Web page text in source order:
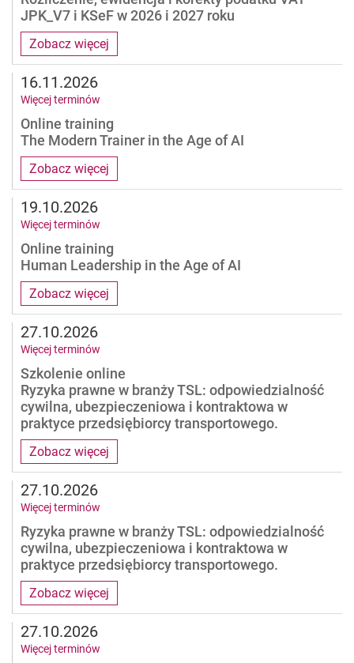
Zobacz więcej
JPK_V7 i KSeF w 2026 i 2027 roku
Zobacz więcej
Online training
The Modern Trainer in the Age of AI
16.11.2026
Więcej terminów
Zobacz więcej
Online training
Human Leadership in the Age of AI
19.10.2026
Więcej terminów
Zobacz więcej
Szkolenie online
Ryzyka prawne w branży TSL: odpowiedzialność
cywilna, ubezpieczeniowa i kontraktowa w
praktyce przedsiębiorcy transportowego.
27.10.2026
Więcej terminów
Zobacz więcej
Ryzyka prawne w branży TSL: odpowiedzialność
cywilna, ubezpieczeniowa i kontraktowa w
praktyce przedsiębiorcy transportowego.
27.10.2026
Więcej terminów
27.10.2026
Więcej terminów